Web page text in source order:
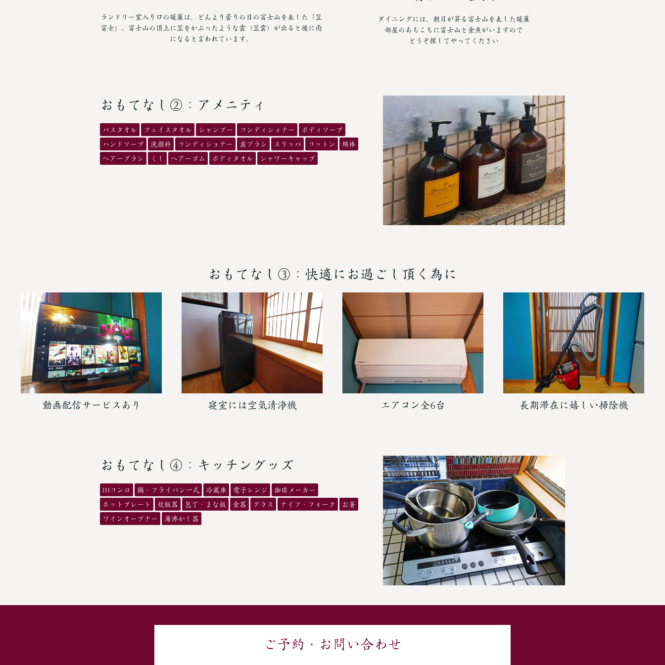
ランドリー室入り口の暖簾は、どんより曇りの日の富士山を表した「笠
富士」。富士山の頂上に笠をかぶったような雲（笠雲）が出ると後に雨
になると言われています。
ダイニングには、朝日が昇る富士山を表した暖簾
部屋のあちこちに富士山と金魚がいますので
どうぞ探してやってください
おもてなし②：アメニティ
バスタオル フェイスタオル シャンプー コンディショナー ボディソープ
ハンドソープ 洗顔料 コンディショナー 歯ブラシ スリッパ コットン 綿棒
ヘアーブラシ くし ヘアーゴム ボディタオル シャワーキャップ
おもてなし③：快適にお過ごし頂く為に
動画配信サービスあり 寝室には空気清浄機 エアコン全6台 長期滞在に嬉しい掃除機
おもてなし④：キッチングッズ
IHコンロ 鍋・フライパン一式 冷蔵庫 電子レンジ 珈琲メーカー
ホットプレート 炊飯器 包丁・まな板 食器 グラス ナイフ・フォーク お箸
ワインオープナー 湯沸かし器
ご予約・お問い合わせ